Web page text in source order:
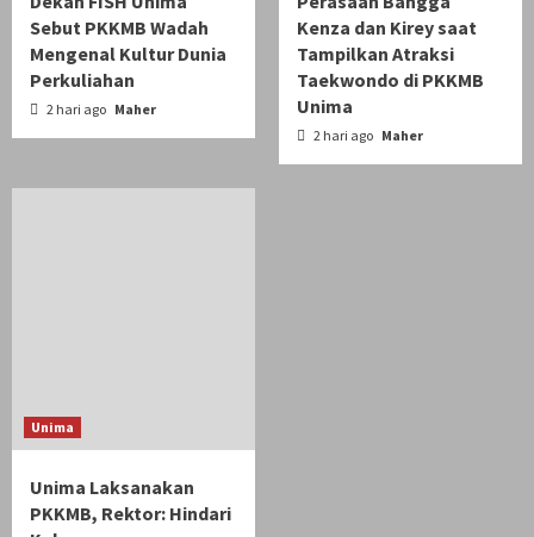
Sebut PKKMB Wadah
Mengenal Kultur Dunia
Perkuliahan
2 hari ago Maher
Kenza dan Kirey saat
Tampilkan Atraksi
Taekwondo di PKKMB
Unima
2 hari ago Maher
Unima
Unima Laksanakan
PKKMB, Rektor: Hindari